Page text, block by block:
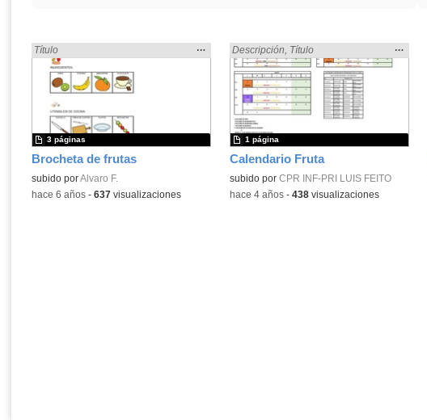
Brocheta de frutas
Encontrado «fruto» en:
Título
Mostrar
la
ubicación
búsqueda
…
subido porAlvaro F.
3 páginas
-hace 6 años- 637visualizaciones
Calendario Fruta
Encontrado «fruto» en:
Descripción Título
Mostrar
la
…
subido por CPR INF-PRI LUIS FEITO
1 página
-hace 4 años- 438visualizaciones